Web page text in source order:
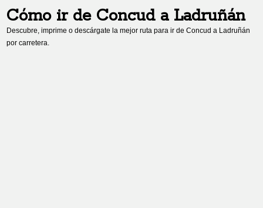
Cómo ir de Concuda Ladruñán
Descubre, imprime o descárgate la mejor ruta para ir deConcud a Ladruñán
por carretera.